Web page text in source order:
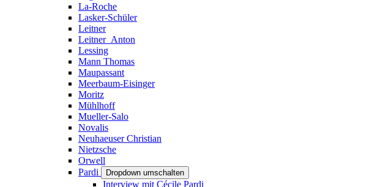
La-Roche
Lasker-Schüler
Leitner
Leitner_Anton
Lessing
Mann Thomas
Maupassant
Meerbaum-Eisinger
Moritz
Mühlhoff
Mueller-Salo
Novalis
Neuhaeuser Christian
Nietzsche
Orwell
Pardi
Dropdown umschalten
Interview mit Cécile Pardi